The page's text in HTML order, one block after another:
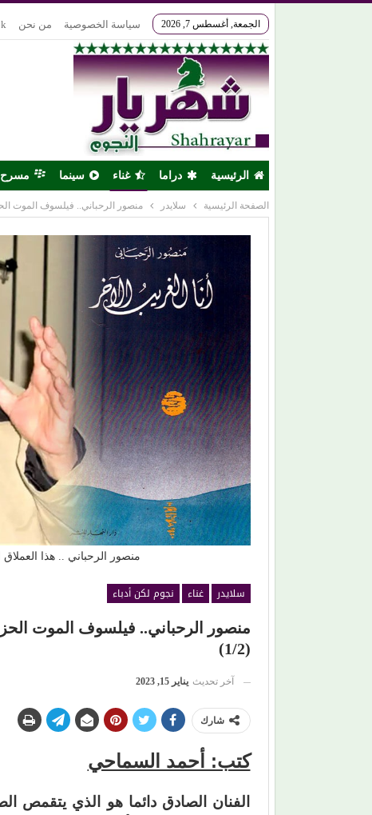
الجمعة, أغسطس 7, 2026 سياسة الخصوصية من نحن
الرئيسية دراما غناء سينما مسرح
الصفحة الرئيسية سلايدر منصور الرحباني.. فيلسوف الموت
منصور الرحباني .. هذا
سلايدر غناء
نجوم لكن أدباء
منصور الرحباني.. فيلسوف الموت
(1/2)
آخر تحديث يناير 15, 2023
شارك
كتب: أحمد السماحي
الفنان الصادق دائما هو الذي يتقمص
(بلقيس) تغني للأمهات في (زهر
عذوبة ورومانسية (عفاف راضي) في
تفرض حضورها الراقي من جديد